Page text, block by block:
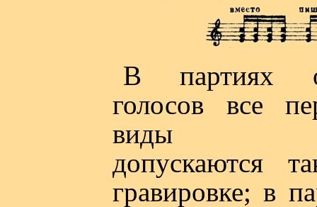
В партиях
голосов все
виды
допускаются
гравировке; в